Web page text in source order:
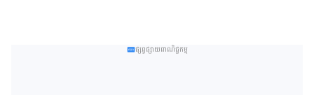
ផ្សព្វផ្សាយពាណិជ្ជកម្ម